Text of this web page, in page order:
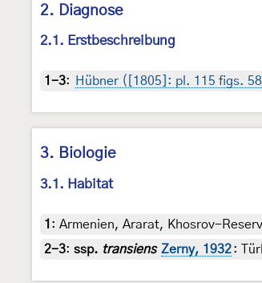
2. Diagnose
2.1. Erstbeschreibung
1-3: Hübner ([1805]: pl. 115 figs.
3. Biologie
3.1. Habitat
1 : Armenien, Ararat, Khosrov-
2-3: ssp. transiens Zerny, 1932: